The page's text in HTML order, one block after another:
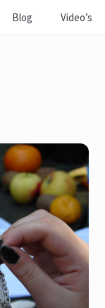
Blog Video’s